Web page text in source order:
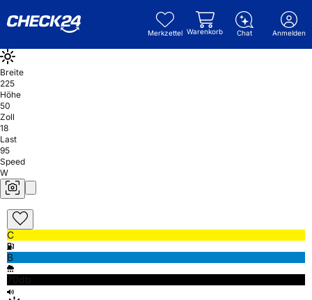
Merkzettel Warenkorb Chat Anmelden
Breite
225
Höhe
50
Zoll
18
Last
95
Speed
W
C
B
70db